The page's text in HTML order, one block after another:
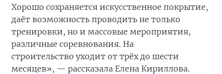
Хорошо сохраняется искусственное покрытие,
даёт возможность проводить не только
тренировки, но и массовые мероприятия,
различные соревнования. На
строительство уходит от трёх до шести
месяцев», — рассказала Елена Кириллова.